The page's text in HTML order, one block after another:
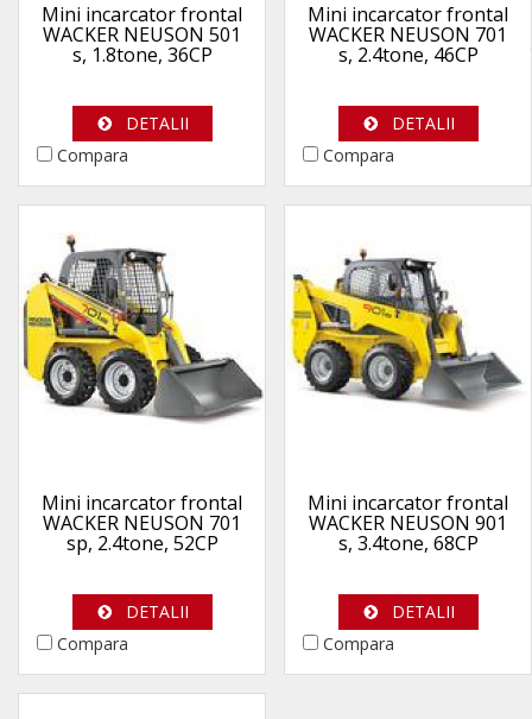
Mini incarcator frontal
WACKER NEUSON 501
s, 1.8tone, 36CP
DETALII
Compara
Mini incarcator frontal
WACKER NEUSON 701
s, 2.4tone, 46CP
DETALII
Compara
Mini incarcator frontal
WACKER NEUSON 701
sp, 2.4tone, 52CP
DETALII
Compara
Mini incarcator frontal
WACKER NEUSON 901
s, 3.4tone, 68CP
DETALII
Compara